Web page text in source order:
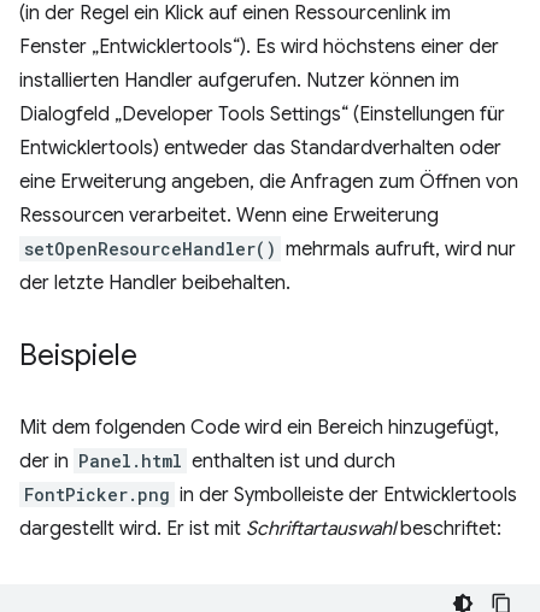
(in der Regel ein Klick auf einen Ressourcenlink im
Fenster „Entwicklertools“). Es wird höchstens einer der
installierten Handler aufgerufen. Nutzer können im
Dialogfeld „Developer Tools Settings“ (Einstellungen für
Entwicklertools) entweder das Standardverhalten oder
eine Erweiterung angeben, die Anfragen zum Öffnen von
Ressourcen verarbeitet. Wenn eine Erweiterung
setOpenResourceHandler() mehrmals aufruft, wird nur
der letzte Handler beibehalten.
Beispiele
Mit dem folgenden Code wird ein Bereich hinzugefügt,
der in Panel.html enthalten ist und durch
FontPicker.png in der Symbolleiste der Entwicklertools
dargestellt wird. Er ist mit Schriftartauswahlbeschriftet: